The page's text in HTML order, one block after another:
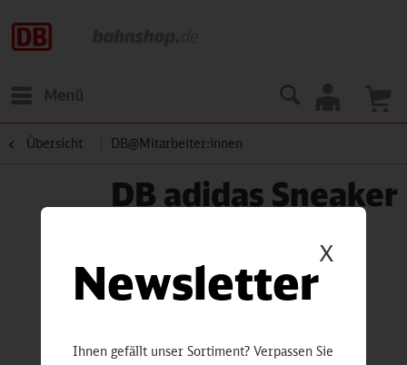
Menü
Übersicht DB@Mitarbeiter:innen
DB adidas Sneaker
X
Newsletter
Ihnen gefällt unser Sortiment? Verpassen Sie